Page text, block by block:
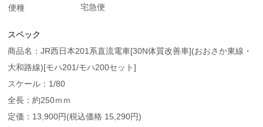
便種 宅急便
スペック
商品名：JR西日本201系直流電車[30N体質改善車](おおさか東線・
大和路線)[モハ201/モハ200セット]
スケール：1/80
全長：約250ｍｍ
定価：13,900円(税込価格 15,290円)